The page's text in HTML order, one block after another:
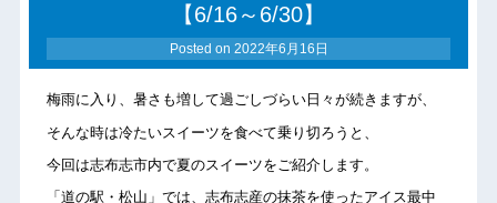
【6/16～6/30】
Posted on 2022年6月16日
梅雨に入り、暑さも増して過ごしづらい日々が続きますが、
そんな時は冷たいスイーツを食べて乗り切ろうと、
今回は志布志市内で夏のスイーツをご紹介します。
「道の駅・松山」では、志布志産の抹茶を使ったアイス最中